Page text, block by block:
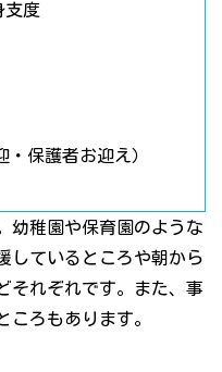
支度
・保護者お迎え）
幼稚園や保育園のような
しているところや朝から
それぞれです。また、事
ころもあります。